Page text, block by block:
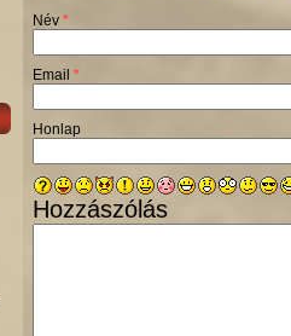
Név *
Email *
Honlap
Hozzászólás